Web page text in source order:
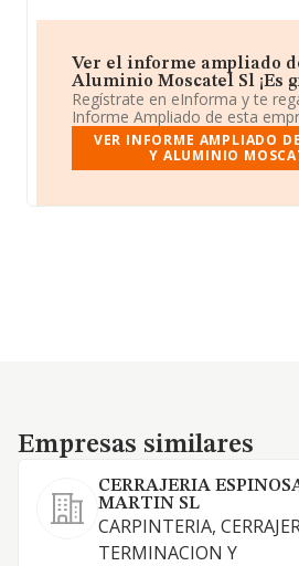
Ver el informe ampliado
Aluminio Moscatel Sl ¡Es
Regístrate en eInforma y te
Informe Ampliado de esta
VER INFORME AMPLIADO
Y ALUMINIO
Empresas similares
Empresas similares
CERRAJERIA
MARTIN SL
CARPINTERIA,
TERMINACION Y